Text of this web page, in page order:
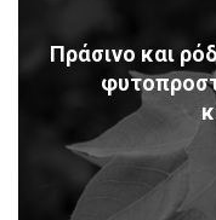
Πράσινο και